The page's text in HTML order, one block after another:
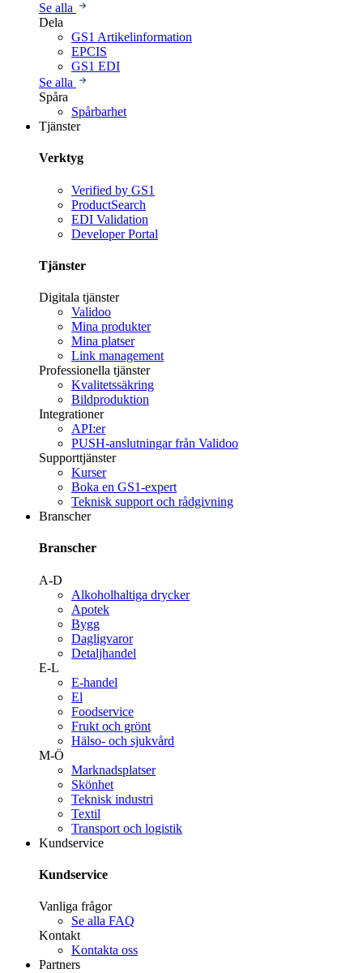
Se alla
Dela
GS1 Artikelinformation
EPCIS
GS1 EDI
Se alla
Spåra
Spårbarhet
Tjänster
Verktyg
Verified by GS1
ProductSearch
EDI Validation
Developer Portal
Tjänster
Digitala tjänster
Validoo
Mina produkter
Mina platser
Link management
Professionella tjänster
Kvalitetssäkring
Bildproduktion
Integrationer
API:er
PUSH-anslutningar från Validoo
Supporttjänster
Kurser
Boka en GS1-expert
Teknisk support och rådgivning
Branscher
Branscher
A-D
Alkoholhaltiga drycker
Apotek
Bygg
Dagligvaror
Detaljhandel
E-L
E-handel
El
Foodservice
Frukt och grönt
Hälso- och sjukvård
M-Ö
Marknadsplatser
Skönhet
Teknisk industri
Textil
Transport och logistik
Kundservice
Kundservice
Vanliga frågor
Se alla FAQ
Kontakt
Kontakta oss
Partners